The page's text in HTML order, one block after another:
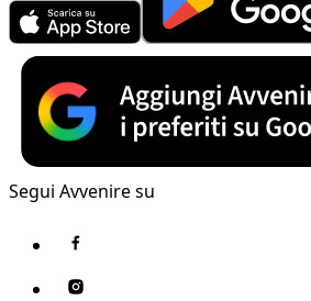
Segui Avvenire su